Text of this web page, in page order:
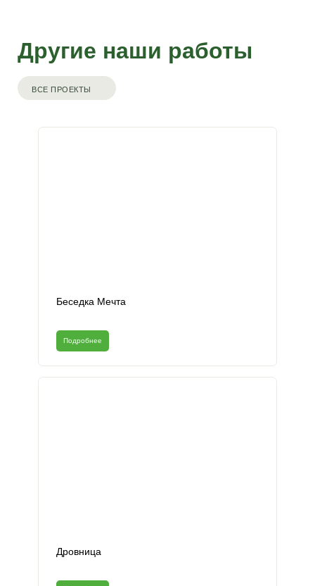
Другие наши работы
ВСЕ ПРОЕКТЫ
Беседка Мечта
Подробнее
Дровница